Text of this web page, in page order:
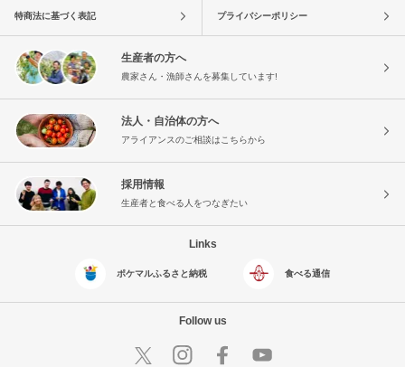
特商法に基づく表記 プライバシーポリシー
生産者の方へ
農家さん・漁師さんを募集しています!
法人・自治体の方へ
アライアンスのご相談はこちらから
採用情報
生産者と食べる人をつなぎたい
Links
ポケマルふるさと納税 食べる通信
Follow us